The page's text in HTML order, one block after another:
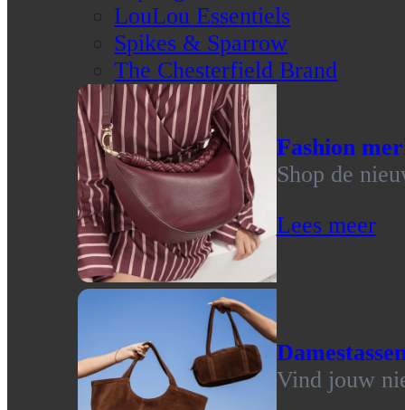
LouLou Essentiels
Spikes & Sparrow
The Chesterfield Brand
Fashion
Shop de
Lees meer
Vind jouw